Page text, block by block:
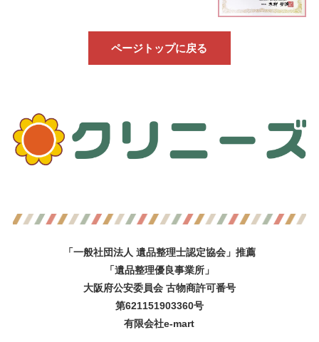
ページトップに戻る
「一般社団法人 遺品整理士認定協会」推薦
「遺品整理優良事業所」
大阪府公安委員会 古物商許可番号
第621151903360号
有限会社e-mart